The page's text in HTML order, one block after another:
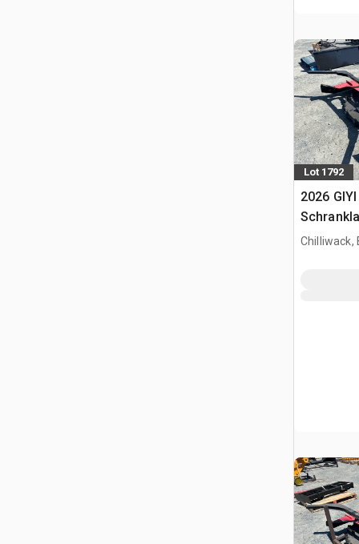
Lot 1792
2026
(Unused)
Chilliwack,